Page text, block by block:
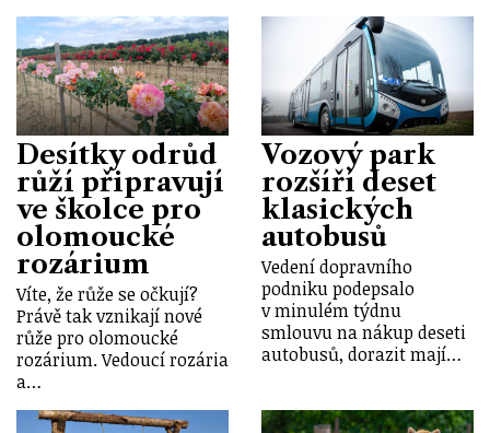
Desítky odrůd
růží připravují
ve školce pro
olomoucké
rozárium
Víte, že růže se očkují?
Právě tak vznikají nové
růže pro olomoucké
rozárium. Vedoucí rozária
a…
Vozový park
rozšíří deset
klasických
autobusů
Vedení dopravního
podniku podepsalo
v minulém týdnu
smlouvu na nákup deseti
autobusů, dorazit mají…